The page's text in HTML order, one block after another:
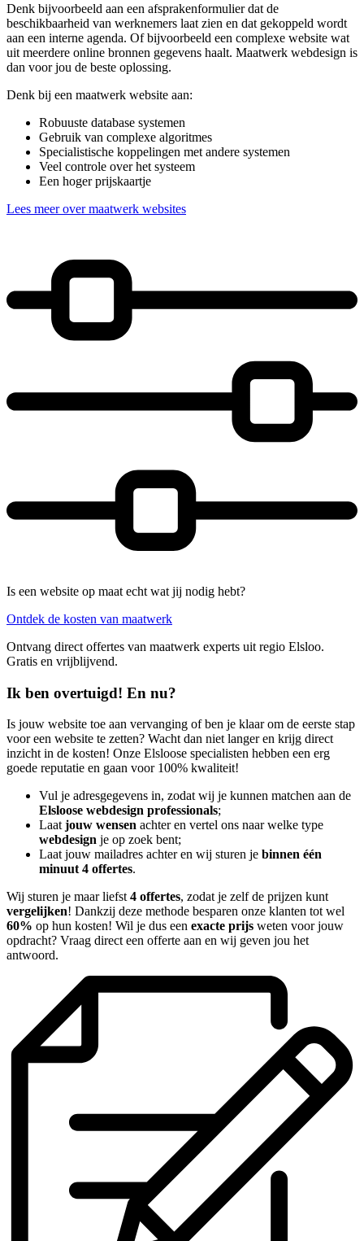
Denk bijvoorbeeld aan een afsprakenformulier dat de
beschikbaarheid van werknemers laat zien en dat gekoppeld wordt
aan een interne agenda. Of bijvoorbeeld een complexe website wat
uit meerdere online bronnen gegevens haalt. Maatwerk webdesign is
dan voor jou de beste oplossing.
Denk bij een maatwerk website aan:
Robuuste database systemen
Gebruik van complexe algoritmes
Specialistische koppelingen met andere systemen
Veel controle over het systeem
Een hoger prijskaartje
Lees meer over maatwerk websites
Is een website op maat echt wat jij nodig hebt?
Ontdek de kosten van maatwerk
Ontvang direct offertes van maatwerk experts uit regio Elsloo.
Gratis en vrijblijvend.
Ik ben overtuigd! En nu?
Is jouw website toe aan vervanging of ben je klaar om de eerste stap
voor een website te zetten? Wacht dan niet langer en krijg direct
inzicht in de kosten! Onze Elsloose specialisten hebben een erg
goede reputatie en gaan voor 100% kwaliteit!
Vul je adresgegevens in, zodat wij je kunnen matchen aan de
Elsloose webdesign professionals;
Laat jouw wensen achter en vertel ons naar welke type
webdesign je op zoek bent;
Laat jouw mailadres achter en wij sturen je binnen één
minuut 4 offertes.
Wij sturen je maar liefst 4 offertes, zodat je zelf de prijzen kunt
vergelijken! Dankzij deze methode besparen onze klanten tot wel
60% op hun kosten! Wil je dus een exacte prijs weten voor jouw
opdracht? Vraag direct een offerte aan en wij geven jou het
antwoord.